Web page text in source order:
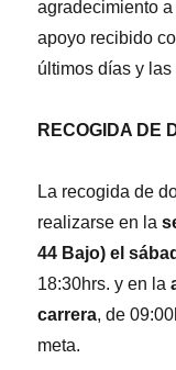
agradecimiento
apoyo recibido
últimos días y
RECOGIDA DE
La recogida de
realizarse en la
44 Bajo) el
18:30hrs. y en la
carrera, de
meta.